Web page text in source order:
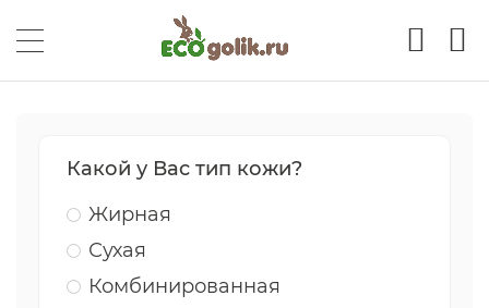
Какой у Вас тип кожи?
Жирная
Сухая
Комбинированная